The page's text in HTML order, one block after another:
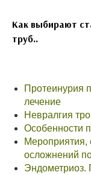
Как выбирают
труб..
Протеинурия
лечение
Невралгия
Особенности
Мероприятия,
осложнений
Эндометриоз.